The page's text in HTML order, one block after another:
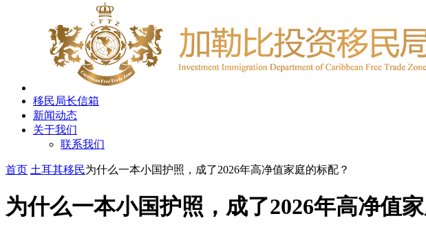
移民局长信箱
新闻动态
关于我们
联系我们
首页 土耳其移民为什么一本小国护照，成了2026年高净值家庭的标配？
为什么一本小国护照，成了2026年高净值